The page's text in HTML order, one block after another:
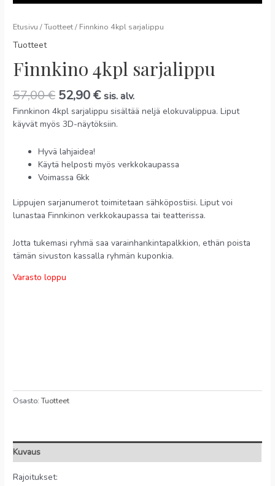
Etusivu /Tuotteet/ Finnkino 4kpl sarjalippu
Tuotteet
Finnkino 4kpl sarjalippu
57,00€ 52,90€ sis. alv.
Finnkinon 4kpl sarjalippu sisältää neljä elokuvalippua. Liput
käyvät myös 3D-näytöksiin.
Hyvä lahjaidea!
Käytä helposti myös verkkokaupassa
Voimassa 6kk
Lippujen sarjanumerot toimitetaan sähköpostiisi. Liput voi
lunastaa Finnkinon verkkokaupassa tai teatterissa.
Jotta tukemasi ryhmä saa varainhankintapalkkion, ethän poista
tämän sivuston kassalla ryhmän kuponkia.
Varasto loppu
Osasto:Tuotteet
Kuvaus
Rajoitukset: